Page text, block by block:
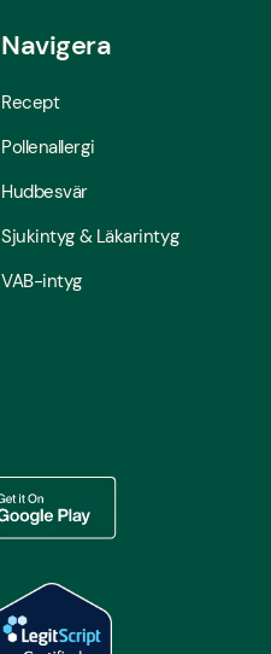
Navigera
Recept
Pollenallergi
Hudbesvär
Sjukintyg & Läkarintyg
VAB-intyg